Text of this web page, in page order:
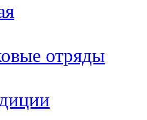
отряды